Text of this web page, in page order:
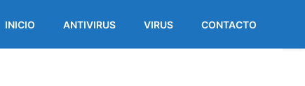
INICIO ANTIVIRUS VIRUS CONTACTO